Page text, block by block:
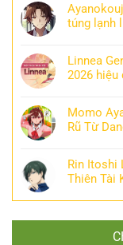
túng lạnh
Linnea
2026 hiệu
Momo
Rũ Từ
Rin Itoshi
Thiên Tài